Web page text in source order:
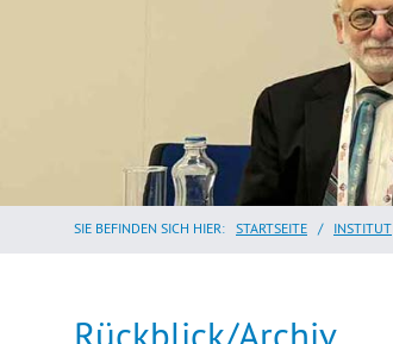
SIE BEFINDEN SICH HIER: STARTSEITE / INSTITUT